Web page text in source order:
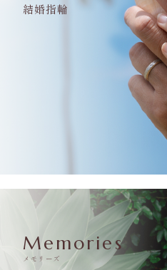
結婚指輪
Memories
メモリーズ